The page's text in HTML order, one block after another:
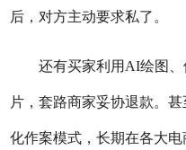
后，对方主动要求私了。
还有买家利用AI绘图、
片，套路商家妥协退款。
化作案模式，长期在各大